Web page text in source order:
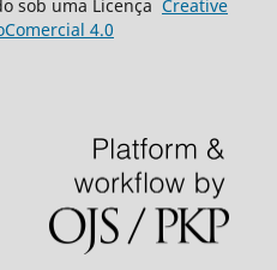
sob uma Licença Creative
4.0